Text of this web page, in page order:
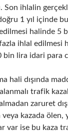
Son ihlalin
1 yıl içinde
halinde 5
ihlal edilmesi
bin lira idari para
hali dışında
trafik
zaruret
veya kazada ölen,
var ise bu kaza